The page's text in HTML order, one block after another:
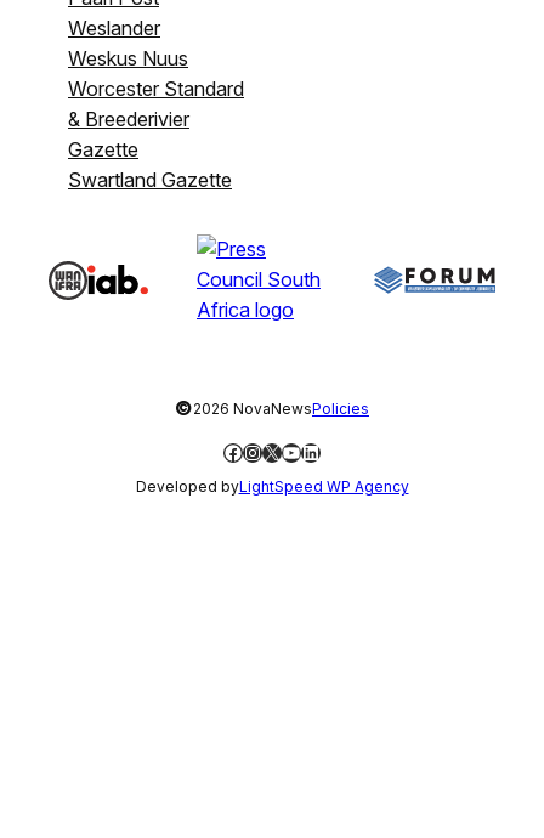
Weslander
Weskus Nuus
Worcester Standard
& Breederivier
Gazette
Swartland Gazette
©2026 NovaNewsPolicies
Facebook
Instagram
X YouTube
LinkedIn
Developed byLightSpeed WP Agency